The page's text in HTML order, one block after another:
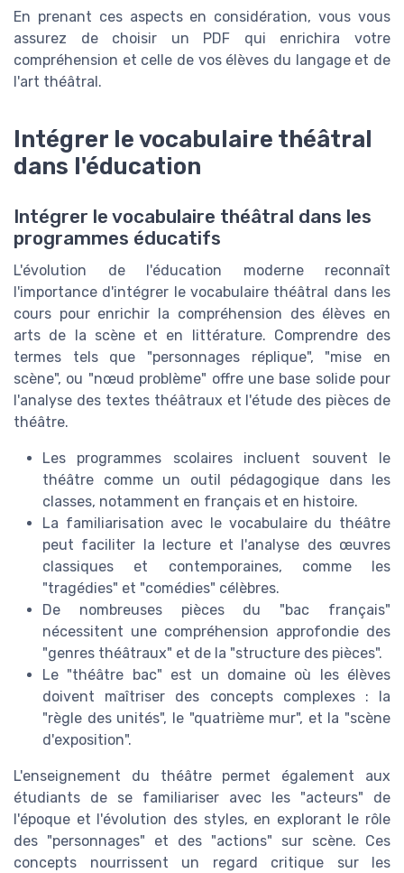
En prenant ces aspects en considération, vous vous
assurez de choisir un PDF qui enrichira votre
compréhension et celle de vos élèves du langage et de
l'art théâtral.
Intégrer le vocabulaire théâtral
dans l'éducation
Intégrer le vocabulaire théâtral dans les
programmes éducatifs
L'évolution de l'éducation moderne reconnaît
l'importance d'intégrer le vocabulaire théâtral dans les
cours pour enrichir la compréhension des élèves en
arts de la scène et en littérature. Comprendre des
termes tels que "personnages réplique", "mise en
scène", ou "nœud problème" offre une base solide pour
l'analyse des textes théâtraux et l'étude des pièces de
théâtre.
Les programmes scolaires incluent souvent le
théâtre comme un outil pédagogique dans les
classes, notamment en français et en histoire.
La familiarisation avec le vocabulaire du théâtre
peut faciliter la lecture et l'analyse des œuvres
classiques et contemporaines, comme les
"tragédies" et "comédies" célèbres.
De nombreuses pièces du "bac français"
nécessitent une compréhension approfondie des
"genres théâtraux" et de la "structure des pièces".
Le "théâtre bac" est un domaine où les élèves
doivent maîtriser des concepts complexes : la
"règle des unités", le "quatrième mur", et la "scène
d'exposition".
L'enseignement du théâtre permet également aux
étudiants de se familiariser avec les "acteurs" de
l'époque et l'évolution des styles, en explorant le rôle
des "personnages" et des "actions" sur scène. Ces
concepts nourrissent un regard critique sur les